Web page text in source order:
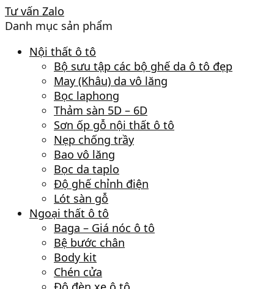
Tư vấn Zalo
Danh mục sản phẩm
Nội thất ô tô
Bộ sưu tập các bộ ghế da ô tô đẹp
May (Khâu) da vô lăng
Bọc laphong
Thảm sàn 5D – 6D
Sơn ốp gỗ nội thất ô tô
Nẹp chống trầy
Bao vô lăng
Bọc da taplo
Độ ghế chỉnh điện
Lót sàn gỗ
Ngoại thất ô tô
Baga – Giá nóc ô tô
Bệ bước chân
Body kit
Chén cửa